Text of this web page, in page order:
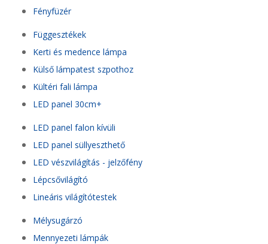
Fényfüzér
Függesztékek
Kerti és medence lámpa
Külső lámpatest szpothoz
Kültéri fali lámpa
LED panel 30cm+
LED panel falon kívüli
LED panel süllyeszthető
LED vészvilágítás - jelzőfény
Lépcsővilágító
Lineáris világítótestek
Mélysugárzó
Mennyezeti lámpák